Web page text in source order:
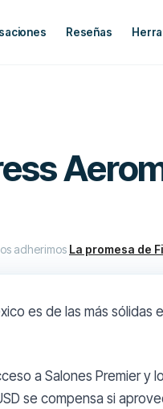
Reseñas
adherimos La promesa de
es de las más sólidas
a Salones Premier y
se compensa si